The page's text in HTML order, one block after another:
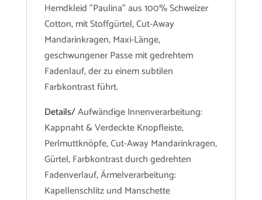
Hemdkleid "Paulina" aus 100% Schweizer
Cotton, mit Stoffgürtel, Cut-Away
Mandarinkragen, Maxi-Länge,
geschwungener Passe mit gedrehtem
Fadenlauf, der zu einem subtilen
Farbkontrast führt.
Details/Aufwändige Innenverarbeitung:
Kappnaht & Verdeckte Knopfleiste,
Perlmuttknöpfe, Cut-Away Mandarinkragen,
Gürtel, Farbkontrast durch gedrehten
Fadenverlauf, Ärmelverarbeitung:
Kapellenschlitz und Manschette